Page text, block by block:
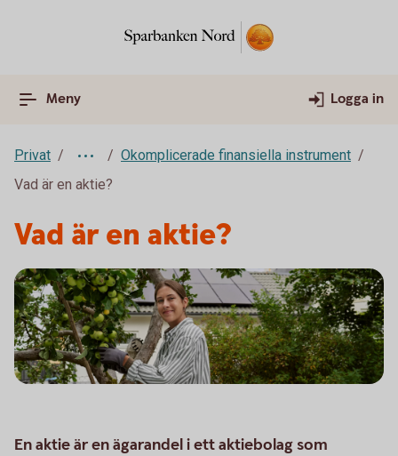
Meny Logga in
Privat
Okomplicerade finansiella instrument
Vad är en aktie?
Vad är en aktie?
En aktie är en ägarandel i ett aktiebolag som